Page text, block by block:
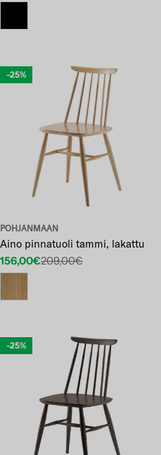
-25%
POHJANMAAN
Aino pinnatuoli tammi, lakattu
Etuhinta
156,00€
Normaalihinta
209,00€
-25%